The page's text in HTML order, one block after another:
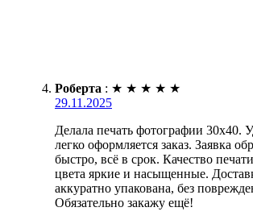
Роберта : ★ ★ ★ ★ ★
29.11.2025
Делала печать фотографии 30х40.
легко оформляется заказ. Заявка
быстро, всё в срок. Качество
цвета яркие и насыщенные.
аккуратно упакована, без
Обязательно закажу ещё!